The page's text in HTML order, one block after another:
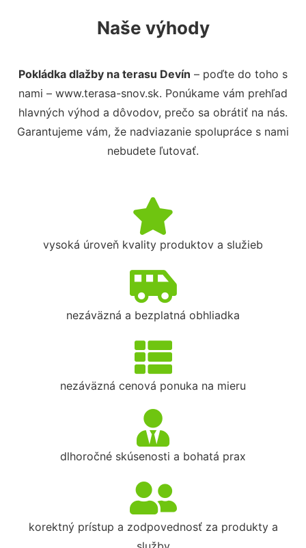
Naše výhody
Pokládka dlažby na terasu Devín – poďte do toho s
nami – www.terasa-snov.sk. Ponúkame vám prehľad
hlavných výhod a dôvodov, prečo sa obrátiť na nás.
Garantujeme vám, že nadviazanie spolupráce s nami
nebudete ľutovať.
vysoká úroveň kvality produktov a služieb
nezáväzná a bezplatná obhliadka
nezáväzná cenová ponuka na mieru
dlhoročné skúsenosti a bohatá prax
korektný prístup a zodpovednosť za produkty a